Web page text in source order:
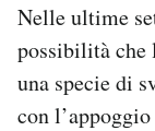
Nelle ultime
possibilità che
una specie di
con